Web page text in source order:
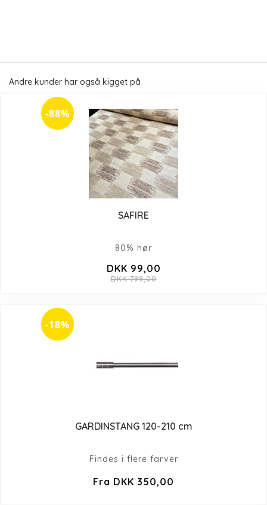
Andre kunder har også kigget på
-88%
SAFIRE
80% hør
DKK 99,00
DKK 799,00
-18%
GARDINSTANG 120-210 cm
Findes i flere farver
Fra DKK 350,00